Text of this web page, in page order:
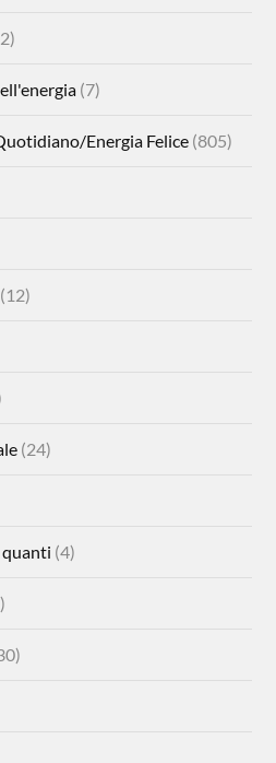
(7)
Energia Felice (805)
(12)
(24)
quanti (4)